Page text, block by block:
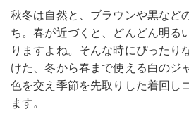
秋冬は自然と、ブラウンや黒など
ち。春が近づくと、どんどん明る
りますよね。そんな時にぴったり
けた、冬から春まで使える白のジ
色を交え季節を先取りした着回し
ます。